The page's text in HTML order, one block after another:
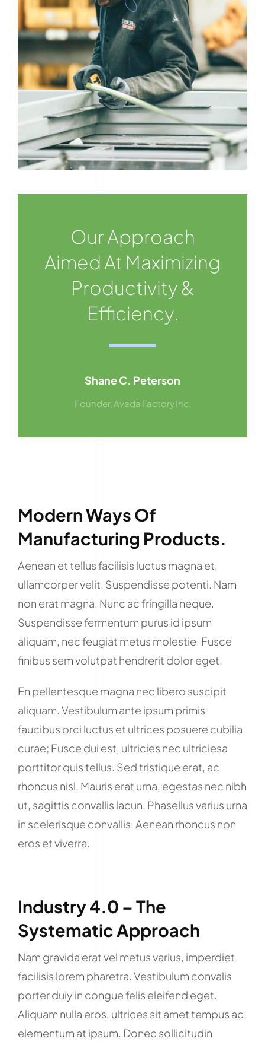
Karriere
Our Approach
Aimed At Maximizing
Productivity &
Efficiency.
Shane C. Peterson
Founder, Avada Factory Inc.
Modern Ways Of
Manufacturing Products.
Aenean et tellus facilisis luctus magna et,
ullamcorper velit. Suspendisse potenti. Nam
non erat magna. Nunc ac fringilla neque.
Suspendisse fermentum purus id ipsum
aliquam, nec feugiat metus molestie. Fusce
finibus sem volutpat hendrerit dolor eget.
En pellentesque magna nec libero suscipit
aliquam. Vestibulum ante ipsum primis
faucibus orci luctus et ultrices posuere cubilia
curae; Fusce dui est, ultricies nec ultriciesa
porttitor quis tellus. Sed tristique erat, ac
rhoncus nisl. Mauris erat urna, egestas nec nibh
ut, sagittis convallis lacun. Phasellus varius urna
in scelerisque convallis. Aenean rhoncus non
eros et viverra.
Industry 4.0 – The
Systematic Approach
Nam gravida erat vel metus varius, imperdiet
facilisis lorem pharetra. Vestibulum convalis
porter duiy in congue felis eleifend eget.
Aliquam nulla eros, ultrices sit amet tempus ac,
elementum at ipsum. Donec sollicitudin